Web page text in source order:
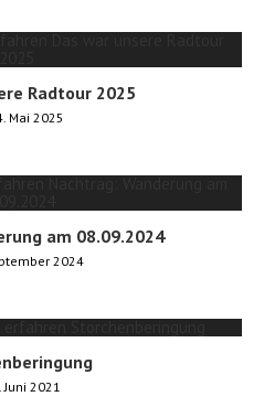
Radtour 2025
Mai 2025
am 08.09.2024
2024
Juni 2021